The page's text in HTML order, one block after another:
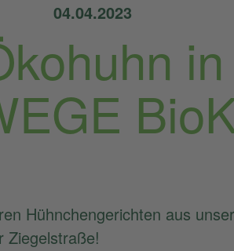
04.04.2023
Hühnchengerichten aus
Ziegelstraße!